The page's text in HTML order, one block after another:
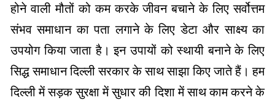
होने वाली मौतों को कम करके जीवन बचाने के लिए सर्वोत्तम
संभव समाधान का पता लगाने के लिए डेटा और साक्ष्य का
उपयोग किया जाता है। इन उपायों को स्थायी बनाने के लिए
सिद्ध समाधान दिल्ली सरकार के साथ साझा किए जाते हैं। हम
दिल्ली में सड़क सुरक्षा में सुधार की दिशा में साथ काम करने के